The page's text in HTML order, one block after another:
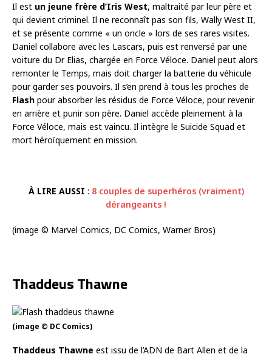
Il est un jeune frère d’Iris West, maltraité par leur père et
qui devient criminel. Il ne reconnaît pas son fils, Wally West II,
et se présente comme « un oncle » lors de ses rares visites.
Daniel collabore avec les Lascars, puis est renversé par une
voiture du Dr Elias, chargée en Force Véloce. Daniel peut alors
remonter le Temps, mais doit charger la batterie du véhicule
pour garder ses pouvoirs. Il s’en prend à tous les proches de
Flash pour absorber les résidus de Force Véloce, pour revenir
en arrière et punir son père. Daniel accède pleinement à la
Force Véloce, mais est vaincu. Il intègre le Suicide Squad et
mort héroïquement en mission.
À LIRE AUSSI : 8 couples de superhéros (vraiment)
dérangeants !
(image © Marvel Comics, DC Comics, Warner Bros)
Thaddeus Thawne
(image © DC Comics)
Thaddeus Thawne est issu de l’ADN de Bart Allen et de la